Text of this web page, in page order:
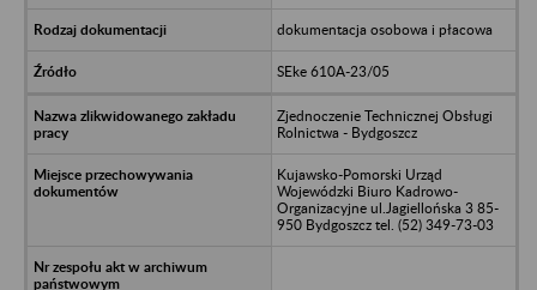
dokumentacja osobowa i płacowa
SEke 610A-23/05
Zjednoczenie Technicznej Obsługi
Rolnictwa - Bydgoszcz
Kujawsko-Pomorski Urząd
Wojewódzki Biuro Kadrowo-
Organizacyjne ul.Jagiellońska 3 85-
950 Bydgoszcz tel. (52) 349-73-03